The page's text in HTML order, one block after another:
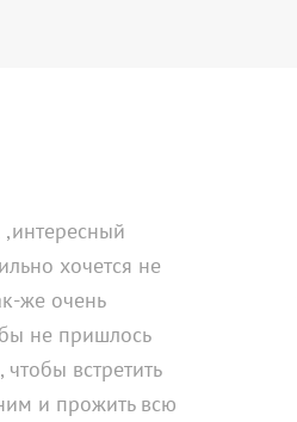
хочется не
же очень
не пришлось
чтобы встретить
и прожить всю